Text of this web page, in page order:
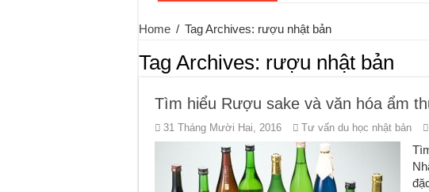
Home / Tag Archives: rượu nhật bản
Tag Archives: rượu nhật bản
Tìm hiểu Rượu sake và văn hóa ẩm
31 Tháng Mười Hai, 2016 Tư vấn du học nhật bản